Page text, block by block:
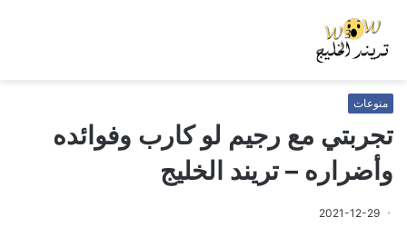
منوعات
تجربتي مع رجيم لو كارب وفوائده
وأضراره – تريند الخليج
2021-12-29